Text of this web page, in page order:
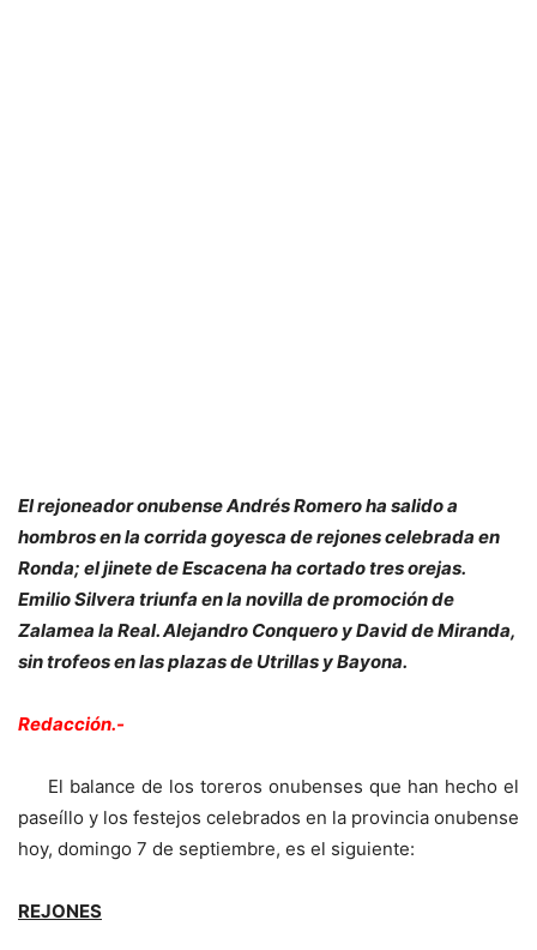
El rejoneador onubense Andrés Romero ha salido a
hombros en la corrida goyesca de rejones celebrada en
Ronda; el jinete de Escacena ha cortado tres orejas.
Emilio Silvera triunfa en la novilla de promoción de
Zalamea la Real. Alejandro Conquero y David de Miranda,
sin trofeos en las plazas de Utrillas y Bayona.
Redacción.-
El balance de los toreros onubenses que han hecho el
paseíllo y los festejos celebrados en la provincia onubense
hoy, domingo 7 de septiembre, es el siguiente:
REJONES